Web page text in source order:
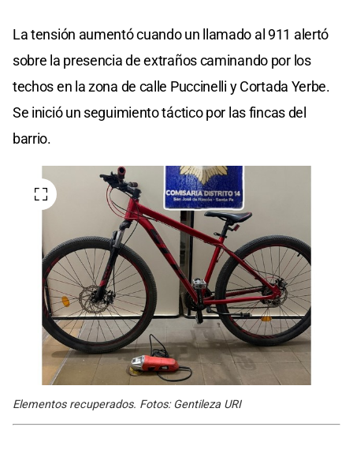
La tensión aumentó cuando un llamado al 911 alertó
sobre la presencia de extraños caminando por los
techos en la zona de calle Puccinelli y Cortada Yerbe.
Se inició un seguimiento táctico por las fincas del
barrio.
Elementos recuperados. Fotos: Gentileza URI